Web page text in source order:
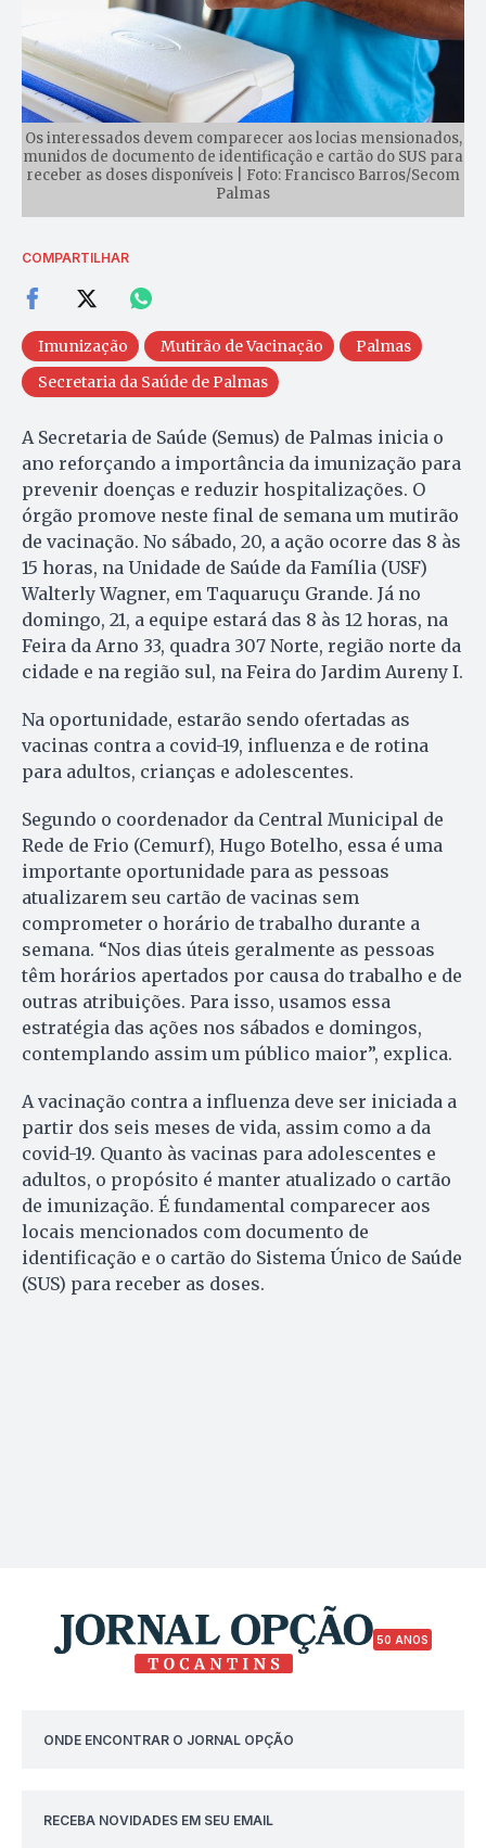
Os interessados devem comparecer aos locias mensionados,
munidos de documento de identificação e cartão do SUS para
receber as doses disponíveis | Foto: Francisco Barros/Secom
Palmas
COMPARTILHAR
Imunização Mutirão de Vacinação
Palmas
Secretaria da Saúde de Palmas
A Secretaria de Saúde (Semus) de Palmas inicia o
ano reforçando a importância da imunização para
prevenir doenças e reduzir hospitalizações. O
órgão promove neste final de semana um mutirão
de vacinação. No sábado, 20, a ação ocorre das 8 às
15 horas, na Unidade de Saúde da Família (USF)
Walterly Wagner, em Taquaruçu Grande. Já no
domingo, 21, a equipe estará das 8 às 12 horas, na
Feira da Arno 33, quadra 307 Norte, região norte da
cidade e na região sul, na Feira do Jardim Aureny I.
Na oportunidade, estarão sendo ofertadas as
vacinas contra a covid-19, influenza e de rotina
para adultos, crianças e adolescentes.
Segundo o coordenador da Central Municipal de
Rede de Frio (Cemurf), Hugo Botelho, essa é uma
importante oportunidade para as pessoas
atualizarem seu cartão de vacinas sem
comprometer o horário de trabalho durante a
semana. “Nos dias úteis geralmente as pessoas
têm horários apertados por causa do trabalho e de
outras atribuições. Para isso, usamos essa
estratégia das ações nos sábados e domingos,
contemplando assim um público maior”, explica.
A vacinação contra a influenza deve ser iniciada a
partir dos seis meses de vida, assim como a da
covid-19. Quanto às vacinas para adolescentes e
adultos, o propósito é manter atualizado o cartão
de imunização. É fundamental comparecer aos
locais mencionados com documento de
identificação e o cartão do Sistema Único de Saúde
(SUS) para receber as doses.
50 ANOS
ONDE ENCONTRAR O JORNAL OPÇÃO
RECEBA NOVIDADES EM SEU EMAIL